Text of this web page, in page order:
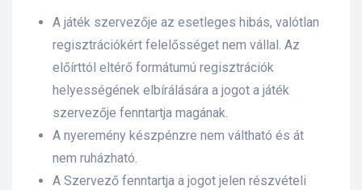
A játék szervezője az esetleges hibás, valótlan
regisztrációkért felelősséget nem vállal. Az
előírttól eltérő formátumú regisztrációk
helyességének elbírálására a jogot a játék
szervezője fenntartja magának.
A nyeremény készpénzre nem váltható és át
nem ruházható.
A Szervező fenntartja a jogot jelen részvételi